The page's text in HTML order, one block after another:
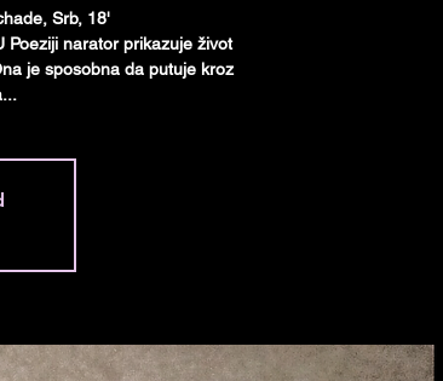
Srb, 18'
Poeziji narator prikazuje život
je sposobna da putuje kroz